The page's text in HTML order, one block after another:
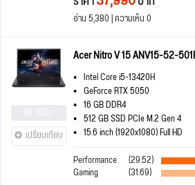
อ่าน 5,380 | ความเห็น 0
เปรียบเทียบ
Acer Nitro V 15 ANV15-52-
Intel Core i5-13420H
GeForce RTX 5050
16 GB DDR4
512 GB SSD PCIe M.2 Gen 4
15.6 inch (1920x1080) Full HD
Performance
(29.52)
Gaming (31.69)